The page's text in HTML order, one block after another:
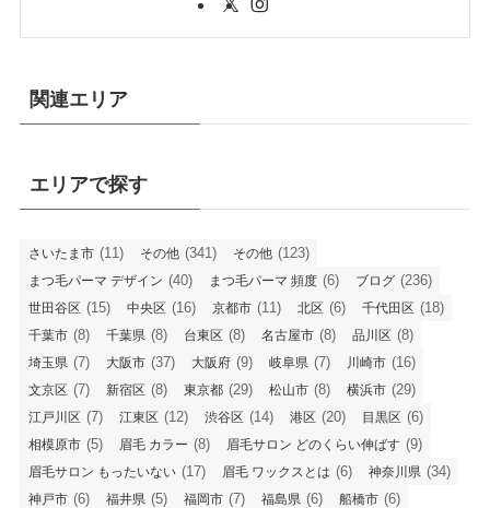
関連エリア
エリアで探す
さいたま市 (11) その他 (341) その他 (123)
まつ毛パーマ デザイン (40) まつ毛パーマ 頻度 (6) ブログ (236)
世田谷区 (15) 中央区 (16) 京都市 (11) 北区 (6) 千代田区 (18)
千葉市 (8) 千葉県 (8) 台東区 (8) 名古屋市 (8) 品川区 (8)
埼玉県 (7) 大阪市 (37) 大阪府 (9) 岐阜県 (7) 川崎市 (16)
文京区 (7) 新宿区 (8) 東京都 (29) 松山市 (8) 横浜市 (29)
江戸川区 (7) 江東区 (12) 渋谷区 (14) 港区 (20) 目黒区 (6)
相模原市 (5) 眉毛 カラー (8) 眉毛サロン どのくらい伸ばす (9)
眉毛サロン もったいない (17) 眉毛 ワックスとは (6) 神奈川県 (34)
神戸市 (6) 福井県 (5) 福岡市 (7) 福島県 (6) 船橋市 (6)